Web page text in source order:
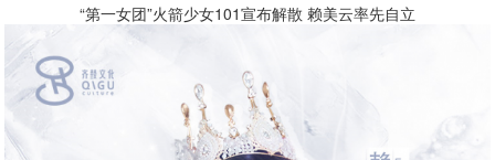
“第一女团”火箭少女101宣布解散 赖美云率先自立